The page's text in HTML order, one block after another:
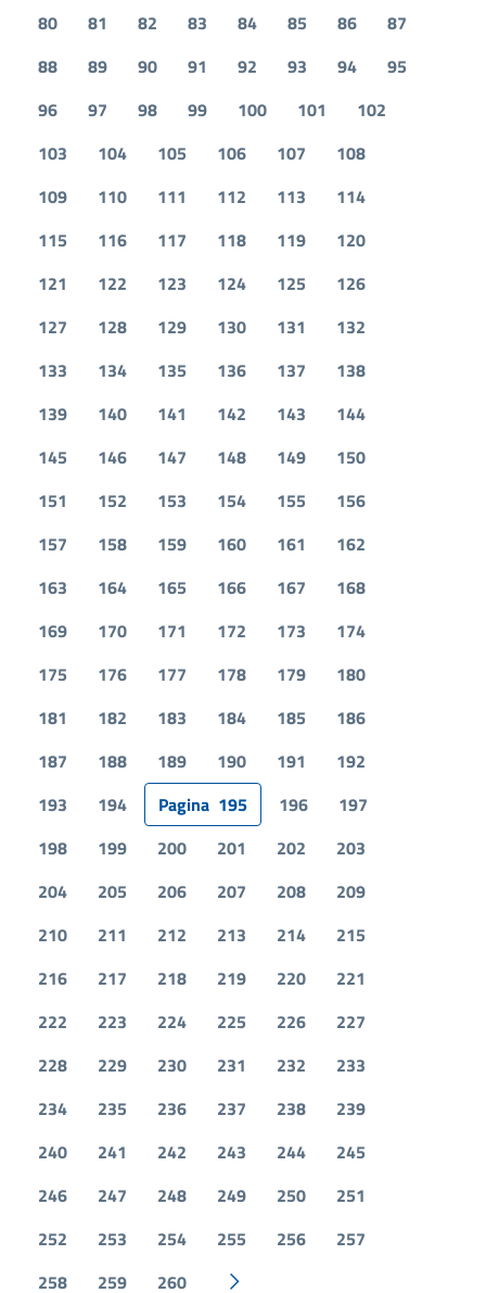
80
81 82 83 84 85 86
87
88
89 90 91 92 93 94
95
96
97 98 99 100 101
102
103
104 105 106 107
108
109
110 111 112 113
114
115
116 117 118 119
120
121
122 123 124 125
126
127
128 129 130 131
132
133
134 135 136 137
138
139
140 141 142 143
144
145
146 147 148 149
150
151
152 153 154 155
156
157
158 159 160 161
162
163
164 165 166 167
168
169
170 171 172 173
174
175
176 177 178 179
180
181
182 183 184 185
186
187
188 189 190 191
192
193
194 Pagina 195 196
197
198
199 200 201 202
203
204
205 206 207 208
209
210
211 212 213 214
215
216
217 218 219 220
221
222
223 224 225 226
227
228
229 230 231 232
233
234
235 236 237 238
239
240
241 242 243 244
245
246
247 248 249 250
251
252
253 254 255 256
257
258
259 260